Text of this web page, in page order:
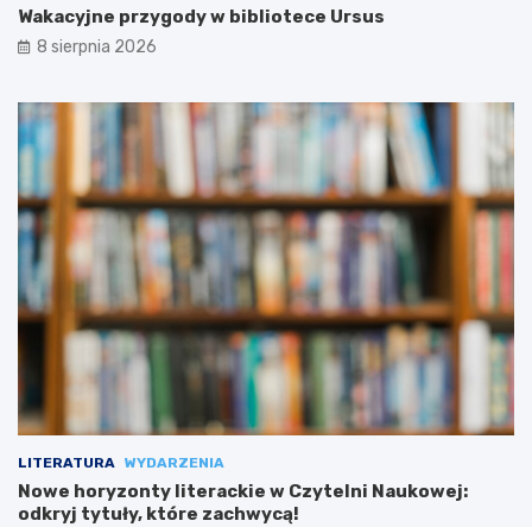
Wakacyjne przygody w bibliotece Ursus
8 sierpnia 2026
LITERATURA WYDARZENIA
Nowe horyzonty literackie w Czytelni Naukowej:
odkryj tytuły, które zachwycą!